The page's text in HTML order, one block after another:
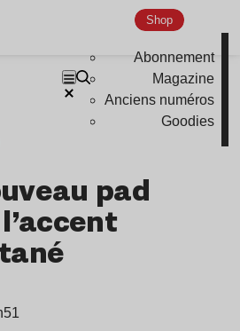
Shop
Abonnement
Magazine
Anciens numéros
Goodies
pad